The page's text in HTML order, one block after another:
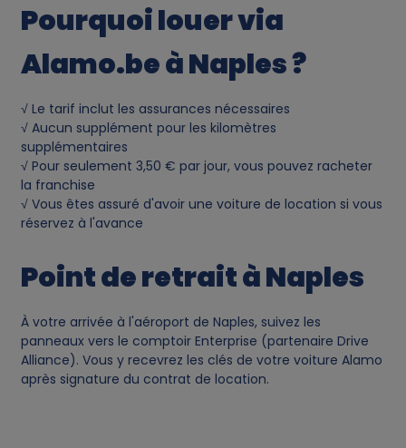
Pourquoi louer via
Alamo.be à Naples ?
√ Le tarif inclut les assurances nécessaires
√ Aucun supplément pour les kilomètres
supplémentaires
√ Pour seulement 3,50 € par jour, vous pouvez racheter
la franchise
√ Vous êtes assuré d'avoir une voiture de location si vous
réservez à l'avance
Point de retrait à Naples
À votre arrivée à l'aéroport de Naples, suivez les
panneaux vers le comptoir Enterprise (partenaire Drive
Alliance). Vous y recevrez les clés de votre voiture Alamo
après signature du contrat de location.